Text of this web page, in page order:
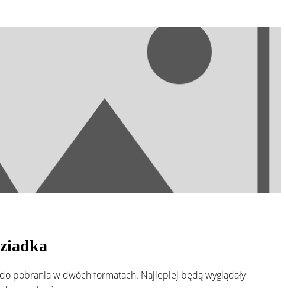
pobrania w dwóch formatach. Najlepiej będą wyglądały